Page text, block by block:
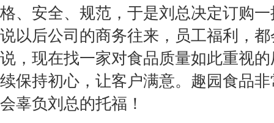
格、安全、规范，于是刘总决定订购
说以后公司的商务往来，员工福利，
说，现在找一家对食品质量如此重视
续保持初心，让客户满意。趣园食品
会辜负刘总的托福！